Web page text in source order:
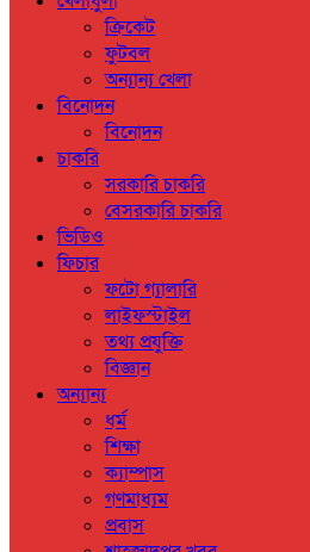
ক্রিকেট
ফুটবল
অন্যান্য খেলা
বিনোদন
বিনোদন
চাকরি
সরকারি চাকরি
বেসরকারি চাকরি
ভিডিও
ফিচার
ফটো গ্যালারি
লাইফস্টাইল
তথ্য প্রযুক্তি
বিজ্ঞান
অন্যান্য
ধর্ম
শিক্ষা
ক্যাম্পাস
গণমাধ্যম
প্রবাস